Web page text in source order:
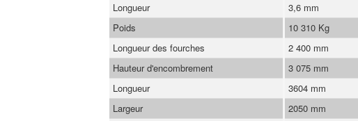
Longueur
3,6 mm
Poids
10 310 Kg
Longueur des fourches
2 400 mm
Hauteur d'encombrement
3 075 mm
Longueur
3604 mm
Largeur
2050 mm